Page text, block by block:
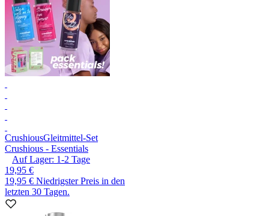
CrushiousGleitmittel-Set
Crushious - Essentials
Auf Lager: 1-2 Tage
19,95 €
19,95 € Niedrigster Preis in den
letzten 30 Tagen.